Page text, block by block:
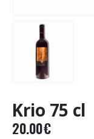
Krio 75 cl
20.00€